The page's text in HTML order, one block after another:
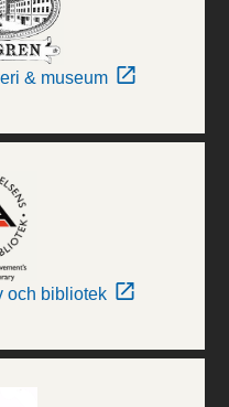
& museum
och bibliotek